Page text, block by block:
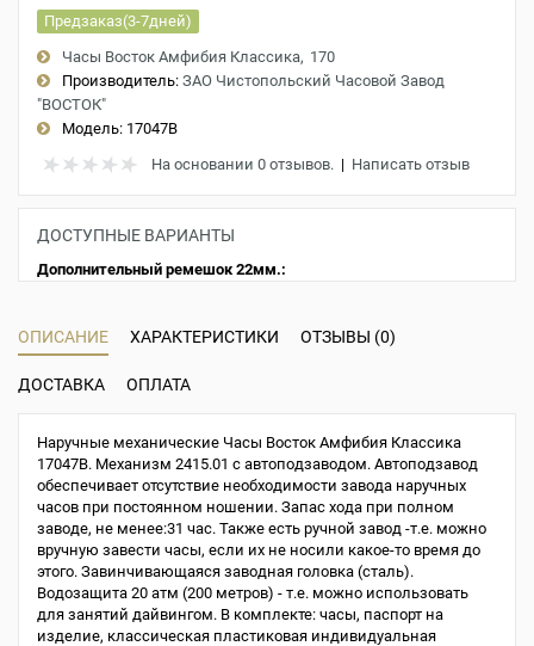
Предзаказ(3-7дней)
Часы Восток Амфибия Классика 170
Производитель: ЗАО Чистопольский Часовой Завод
"ВОСТОК"
Модель: 17047B
На основании 0 отзывов. | Написать отзыв
ДОСТУПНЫЕ ВАРИАНТЫ
Дополнительный ремешок 22мм.:
ОПИСАНИЕ ХАРАКТЕРИСТИКИ ОТЗЫВЫ (0)
ДОСТАВКА ОПЛАТА
Наручные механические Часы Восток Амфибия Классика
17047B. Механизм 2415.01 с автоподзаводом. Автоподзавод
обеспечивает отсутствие необходимости завода наручных
часов при постоянном ношении. Запас хода при полном
заводе, не менее:31 час. Также есть ручной завод -т.е. можно
вручную завести часы, если их не носили какое-то время до
этого. Завинчивающаяся заводная головка (сталь).
Водозащита 20 атм (200 метров) - т.е. можно использовать
для занятий дайвингом. В комплекте: часы, паспорт на
изделие, классическая пластиковая индивидуальная